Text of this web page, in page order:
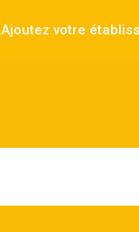
Ajoutez votre